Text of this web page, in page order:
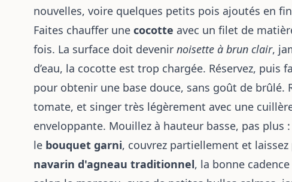
nouvelles, voire quelques petits pois ajoutés en
Faites chauffer une cocotte avec un filet de
fois. La surface doit devenir noisette à brun clair,
d’eau, la cocotte est trop chargée. Réservez, puis
pour obtenir une base douce, sans goût de brûlé.
tomate, et singer très légèrement avec une
enveloppante. Mouillez à hauteur basse, pas
le bouquet garni, couvrez partiellement et
navarin d'agneau traditionnel, la bonne